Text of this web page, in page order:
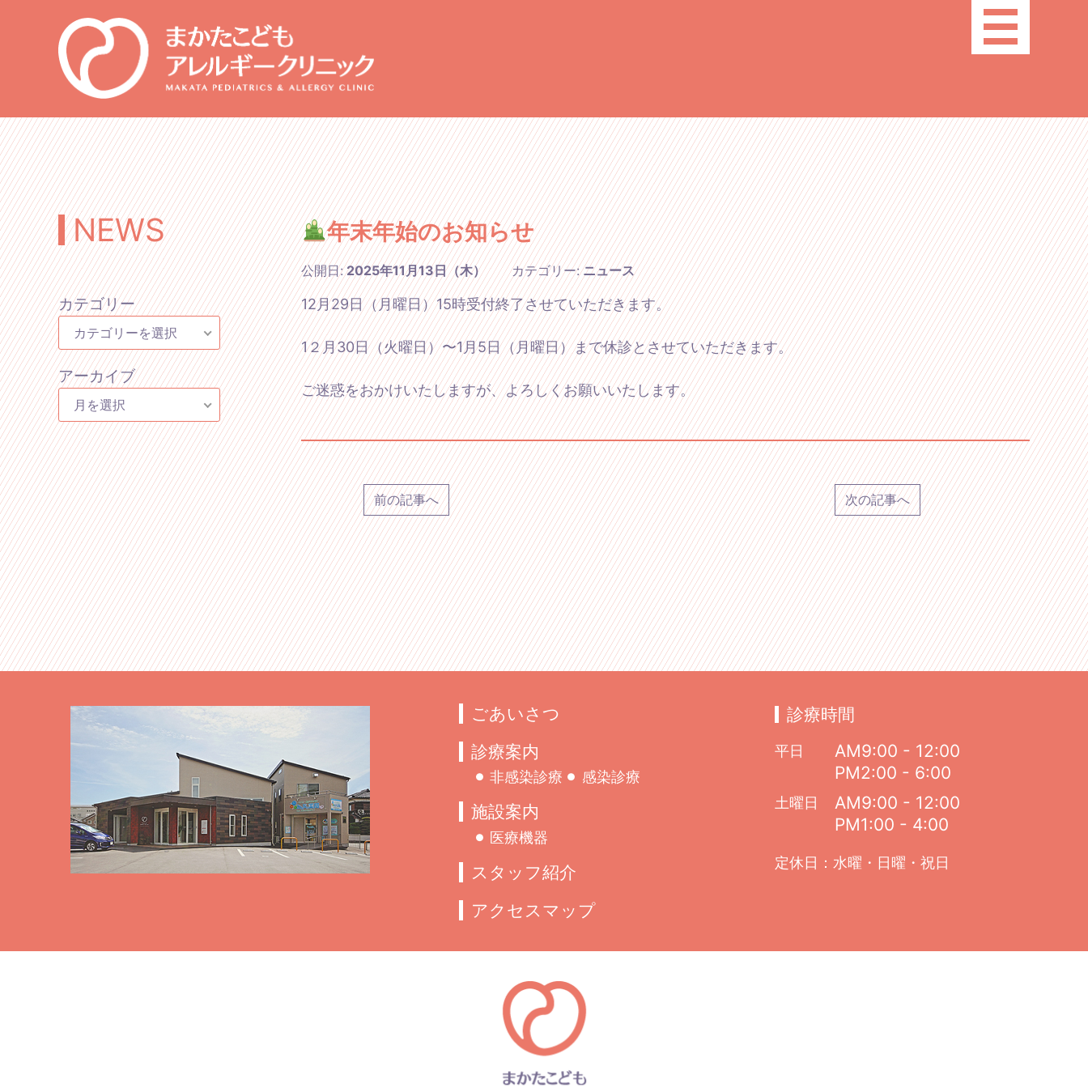
toggle
navigation
NEWS
カテゴリー
カテゴリーを選択
アーカイブ
月を選択
年末年始のお知らせ
公開日:2025年11月13日（木） カテゴリー:ニュース
12月29日（月曜日）15時受付終了させていただきます。
1２月30日（火曜日）〜1月5日（月曜日）まで休診とさせていただきます。
ご迷惑をおかけいたしますが、よろしくお願いいたします。
前の記事へ 次の記事へ
ごあいさつ
診療案内
非感染診療 感染診療
施設案内
医療機器
スタッフ紹介
アクセスマップ
診療時間
平日
AM9:00 - 12:00
PM2:00 - 6:00
土曜日
AM9:00 - 12:00
PM1:00 - 4:00
定休日：水曜・日曜・祝日